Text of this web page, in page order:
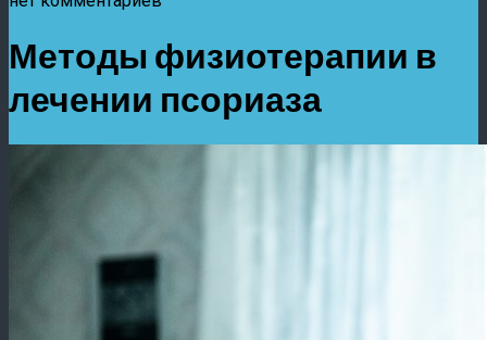
Методы физиотерапии в
лечении псориаза